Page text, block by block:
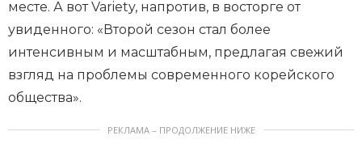
месте. А вот Variety, напротив, в восторге от
увиденного: «Второй сезон стал более
интенсивным и масштабным, предлагая свежий
взгляд на проблемы современного корейского
общества».
РЕКЛАМА – ПРОДОЛЖЕНИЕ НИЖЕ